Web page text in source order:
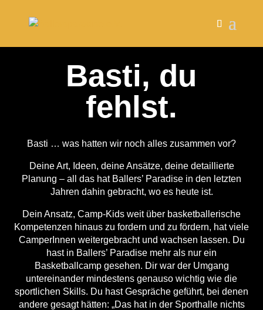
Basti, du
fehlst.
Basti … was hatten wir noch alles zusammen vor?
Deine Art, Ideen, deine Ansätze, deine detaillierte
Planung – all das hat Ballers’ Paradise in den letzten
Jahren dahin gebracht, wo es heute ist.
Dein Ansatz, Camp-Kids weit über basketballerische
Kompetenzen hinaus zu fordern und zu fördern, hat viele
CamperInnen weitergebracht und wachsen lassen. Du
hast in Ballers’ Paradise mehr als nur ein
Basketballcamp gesehen. Dir war der Umgang
untereinander mindestens genauso wichtig wie die
sportlichen Skills. Du hast Gespräche geführt, bei denen
andere gesagt hätten: „Das hat in der Sporthalle nichts